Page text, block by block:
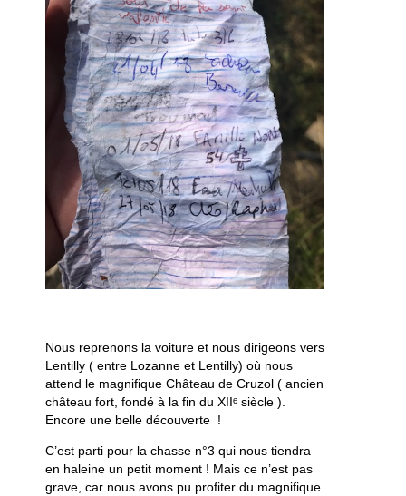
Nous reprenons la voiture et nous dirigeons vers
Lentilly ( entre Lozanne et Lentilly) où nous
attend le magnifique Château de Cruzol ( ancien
château fort, fondé à la fin du XIIᵉ siècle ).
Encore une belle découverte !
C’est parti pour la chasse n°3 qui nous tiendra
en haleine un petit moment ! Mais ce n’est pas
grave, car nous avons pu profiter du magnifique